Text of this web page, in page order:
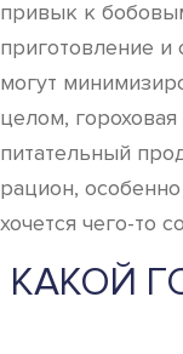
привык к
приготовление и
могут
целом,
питательный
рацион,
хочется чего-то
КАКОЙ